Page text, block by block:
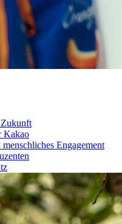
Kakao
menschliches Engagement